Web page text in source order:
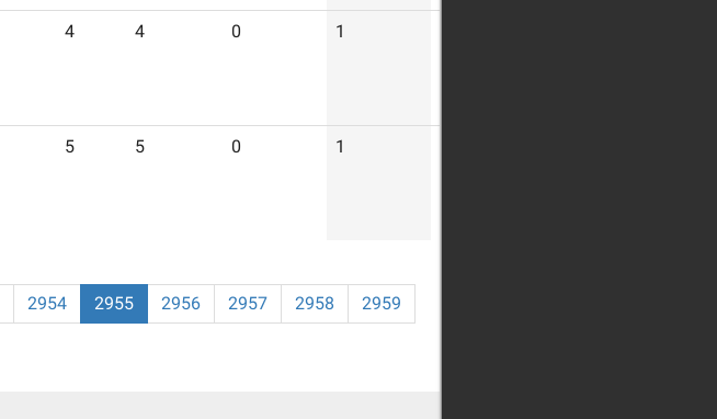
4 4 0 1
5 5 0 1
2954 2955 2956 2957 2958
2959